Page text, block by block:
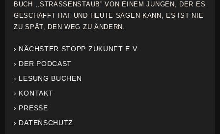
BUCH ,,STRASSENSTAUB” VON EINEM JUNGEN, DER ES
GESCHAFFT HAT UND HEUTE SAGEN KANN, ES IST NIE
ZU SPÄT, DEN WEG ZU ÄNDERN.
› NÄCHSTER STOPP ZUKUNFT E.V.
› DER PODCAST
› LESUNG BUCHEN
› KONTAKT
› PRESSE
› DATENSCHUTZ